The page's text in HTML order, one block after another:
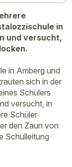
in
und versucht,
in Amberg und
sich in der
Schülers
versucht, in
Schüler
den Zaun von
Schulleitung